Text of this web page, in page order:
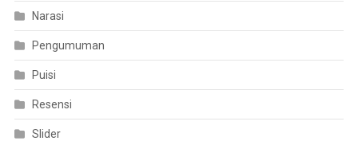
Narasi
Pengumuman
Puisi
Resensi
Slider